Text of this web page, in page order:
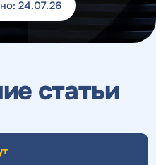
24.07.26
статьи